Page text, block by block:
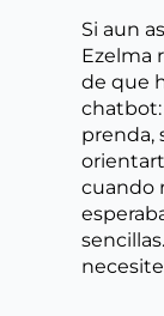
Si aun
Ezelma
de que
chatbot:
prenda,
cuando